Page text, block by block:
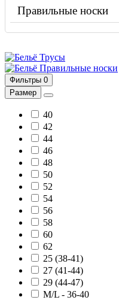
Правильные носки
Трусы
Правильные носки
Фильтры 0
Размер
40
42
44
46
48
50
52
54
56
58
60
62
25 (38-41)
27 (41-44)
29 (44-47)
М/L - 36-40